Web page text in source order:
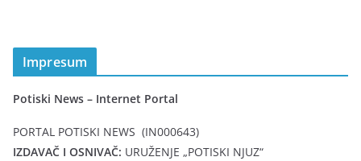
Impresum
Potiski News – Internet Portal
PORTAL POTISKI NEWS (IN000643)
IZDAVAČ I OSNIVAČ: URUŽENJE „POTISKI NJUZ“